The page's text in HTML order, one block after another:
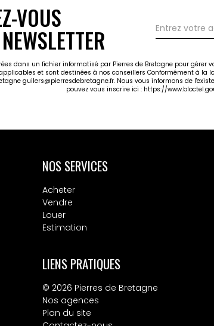
VOUS
dans un fichier informatisé par Pierres de Bretagne pour
et sont destinées à nos conseillers Conformément à la
guilers@pierresdebretagne.fr. Nous vous informons de
pouvez vous inscrire ici : https://
NOS SERVICES
Acheter
Vendre
Louer
Estimation
LIENS PRATIQUES
© 2026 Pierres de Bretagne
Nos agences
Plan du site